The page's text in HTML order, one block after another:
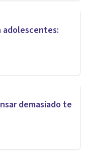
adolescentes:
demasiado te